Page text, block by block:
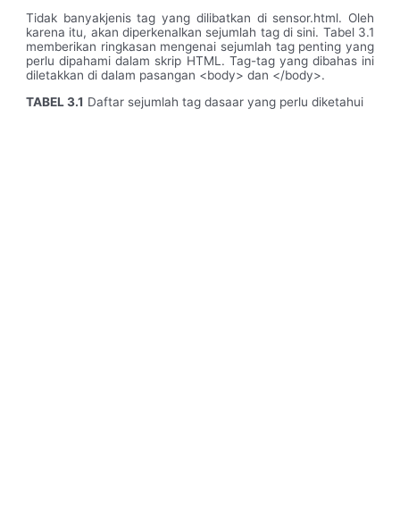
Tidak banyakjenis tag yang dilibatkan di sensor.html. Oleh
karena itu, akan diperkenalkan sejumlah tag di sini. Tabel 3.1
memberikan ringkasan mengenai sejumlah tag penting yang
perlu dipahami dalam skrip HTML. Tag-tag yang dibahas ini
diletakkan di dalam pasangan <body> dan </body>.
TABEL 3.1 Daftar sejumlah tag dasaar yang perlu diketahui